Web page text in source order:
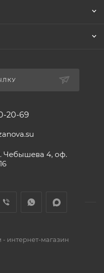
20-69
Чебышева 4, оф.
интернет-магазин